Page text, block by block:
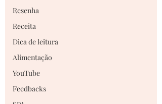
Resenha
Receita
Dica de leitura
Alimentação
YouTube
Feedbacks